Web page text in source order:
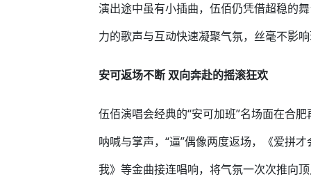
演出途中虽有小插曲，伍佰仍凭借超稳的
力的歌声与互动快速凝聚气氛，丝毫不影
安可返场不断 双向奔赴的摇滚狂欢
伍佰演唱会经典的“安可加班”名场面在合
呐喊与掌声，“逼”偶像两度返场，《爱拼
我》等金曲接连唱响，将气氛一次次推向